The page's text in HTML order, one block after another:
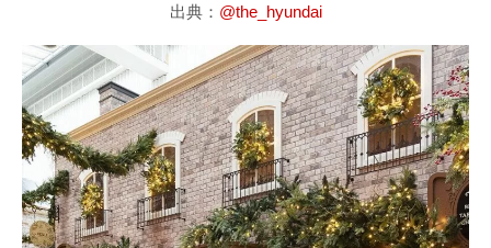
出典： @the_hyundai